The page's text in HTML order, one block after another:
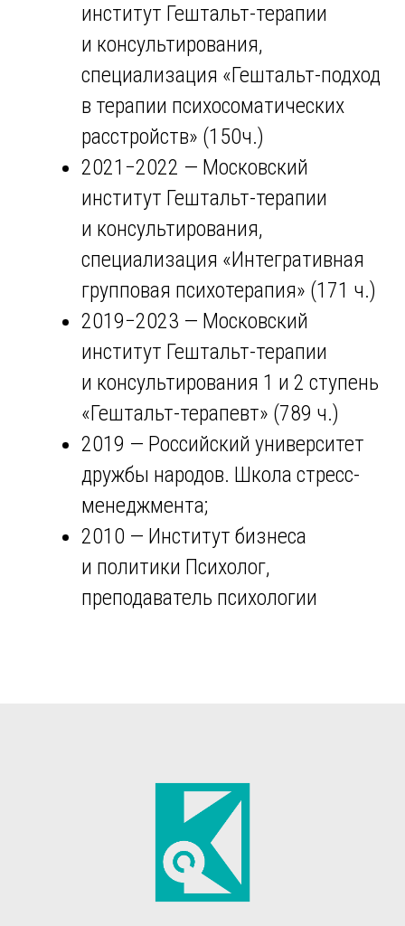
институт Гештальт-терапии
и консультирования,
специализация «Гештальт-подход
в терапии психосоматических
расстройств» (150ч.)
2021−2022 — Московский
институт Гештальт-терапии
и консультирования,
специализация «Интегративная
групповая психотерапия» (171 ч.)
2019−2023 — Московский
институт Гештальт-терапии
и консультирования 1 и 2 ступень
«Гештальт-терапевт» (789 ч.)
2019 — Российский университет
дружбы народов. Школа стресс-
менеджмента;
2010 — Институт бизнеса
и политики Психолог,
преподаватель психологии